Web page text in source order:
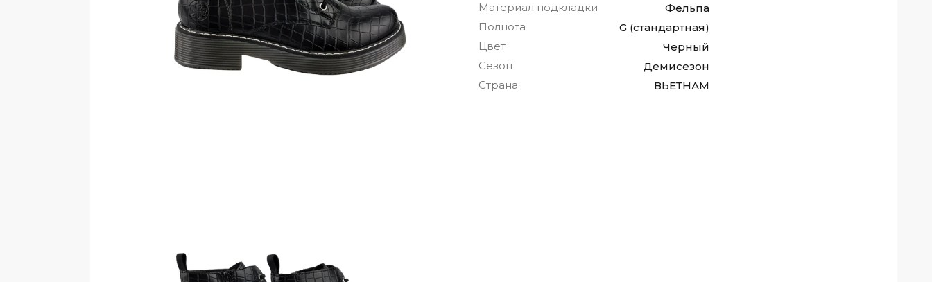
Материал подкладки
Фельпа
Полнота
G (стандартная)
Цвет
Черный
Сезон
Демисезон
Страна
ВЬЕТНАМ